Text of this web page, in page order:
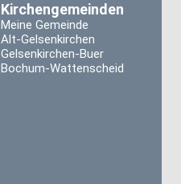
Kirchengemeinden
Meine Gemeinde
Alt-Gelsenkirchen
Gelsenkirchen-Buer
Bochum-Wattenscheid